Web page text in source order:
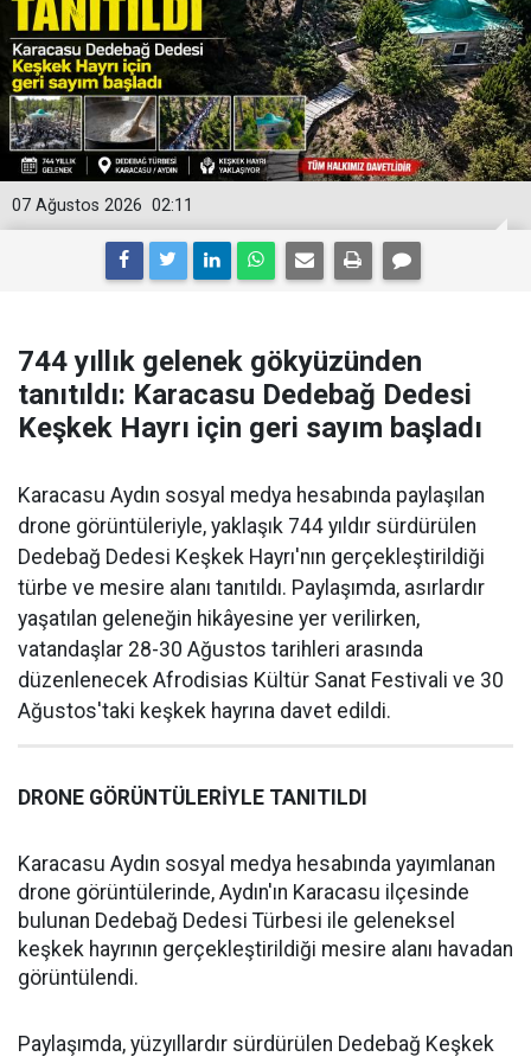
02:11
07 Ağustos 2026
744 yıllık gelenek gökyüzünden
tanıtıldı: Karacasu Dedebağ Dedesi
Keşkek Hayrı için geri sayım başladı
Karacasu Aydın sosyal medya hesabında paylaşılan
drone görüntüleriyle, yaklaşık 744 yıldır sürdürülen
Dedebağ Dedesi Keşkek Hayrı'nın gerçekleştirildiği
türbe ve mesire alanı tanıtıldı. Paylaşımda, asırlardır
yaşatılan geleneğin hikâyesine yer verilirken,
vatandaşlar 28-30 Ağustos tarihleri arasında
düzenlenecek Afrodisias Kültür Sanat Festivali ve 30
Ağustos'taki keşkek hayrına davet edildi.
DRONE GÖRÜNTÜLERİYLE TANITILDI
Karacasu Aydın sosyal medya hesabında yayımlanan
drone görüntülerinde, Aydın'ın Karacasu ilçesinde
bulunan Dedebağ Dedesi Türbesi ile geleneksel
keşkek hayrının gerçekleştirildiği mesire alanı havadan
görüntülendi.
Paylaşımda, yüzyıllardır sürdürülen Dedebağ Keşkek